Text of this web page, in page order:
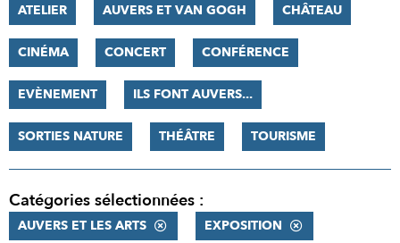
ATELIER AUVERS ET VAN GOGH CHÂTEAU
CINÉMA CONCERT CONFÉRENCE
EVÈNEMENT ILS FONT AUVERS...
SORTIES NATURE THÉÂTRE TOURISME
Catégories sélectionnées :
AUVERS ET LES ARTS EXPOSITION